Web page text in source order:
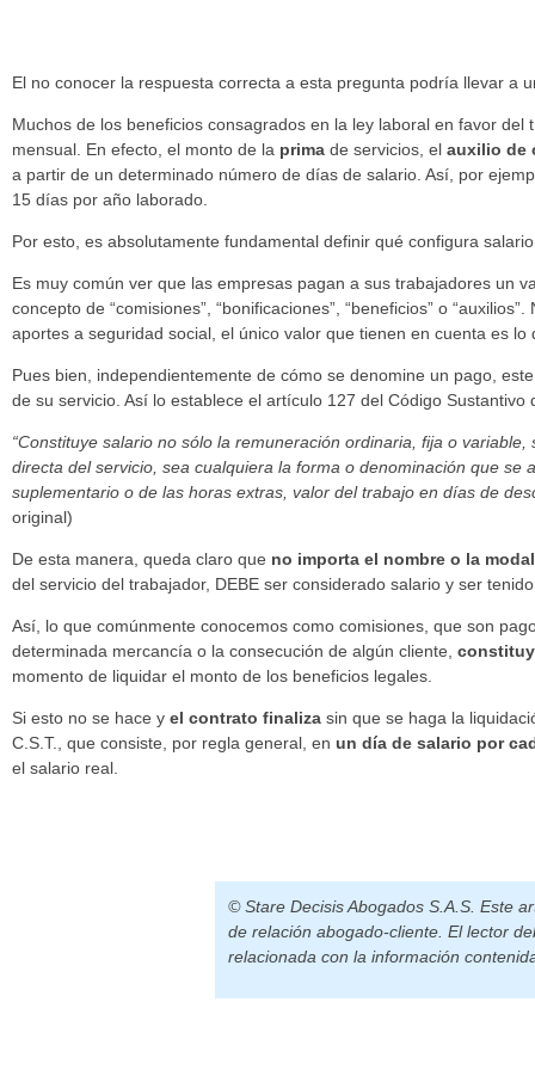
El no conocer la respuesta correcta a esta pregunta podría llevar a
Muchos de los beneficios consagrados en la ley laboral en favor
mensual. En efecto, el monto de la prima de servicios, el auxilio de
a partir de un determinado número de días de salario. Así, por
15 días por año laborado.
Por esto, es absolutamente fundamental definir qué configura
Es muy común ver que las empresas pagan a sus trabajadores un
concepto de “comisiones”, “bonificaciones”, “beneficios” o
aportes a seguridad social, el único valor que tienen en cuenta es lo
Pues bien, independientemente de cómo se denomine un pago,
de su servicio. Así lo establece el artículo 127 del Código Sustantivo
“Constituye salario no sólo la remuneración ordinaria, fija o
directa del servicio, sea cualquiera la forma o denominación que
suplementario o de las horas extras, valor del trabajo en días de
original)
De esta manera, queda claro que no importa el nombre o la
del servicio del trabajador, DEBE ser considerado salario y ser
Así, lo que comúnmente conocemos como comisiones, que son
determinada mercancía o la consecución de algún cliente,
momento de liquidar el monto de los beneficios legales.
Si esto no se hace y el contrato finaliza sin que se haga la
C.S.T., que consiste, por regla general, en un día de salario por
el salario real.
© Stare Decisis Abogados S.A.S. Este
de relación abogado-cliente. El lector
relacionada con la información